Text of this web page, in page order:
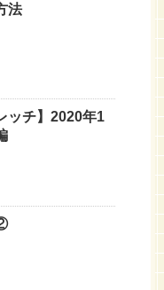
法
ッチ】2020年1